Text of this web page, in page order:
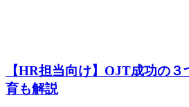
【HR担当向け】OJT成功の
育も解説